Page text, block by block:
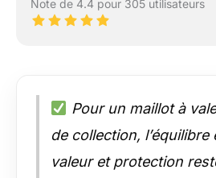
Note de 4.4 pour 305 utilisateurs
Pour un maillot à
de collection, l’équilibre
valeur et protection